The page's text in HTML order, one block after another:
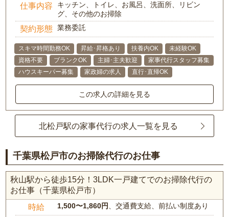
仕事内容
キッチン、トイレ、お風呂、洗面所、リビン
グ、その他のお掃除
契約形態 業務委託
スキマ時間勤務OK 昇給･昇格あり 扶養内OK
未経験OK
資格不要
ブランクOK 主婦･主夫歓迎
家事代行スタッフ募集
ハウスキーパー募集
家政婦の求人 直行･直帰OK
この求人の詳細を見る
北松戸駅の家事代行の求人一覧を見る
千葉県松戸市のお掃除代行のお仕事
秋山駅から徒歩15分！3LDK一戸建てでのお掃除代行の
お仕事（千葉県松戸市）
時給 1,500〜1,860円 、交通費支給、前払い制度あり